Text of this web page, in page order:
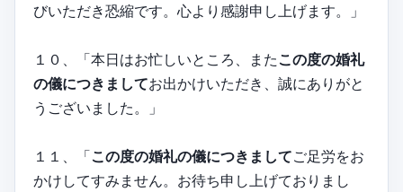
びいただき恐縮です。心より感謝申し上げます。」
１０、「本日はお忙しいところ、また この度の婚礼
の儀につきましてお出かけいただき、誠にありがと
うございました。」
１１、「この度の婚礼の儀につきましてご足労をお
かけしてすみません。お待ち申し上げておりまし